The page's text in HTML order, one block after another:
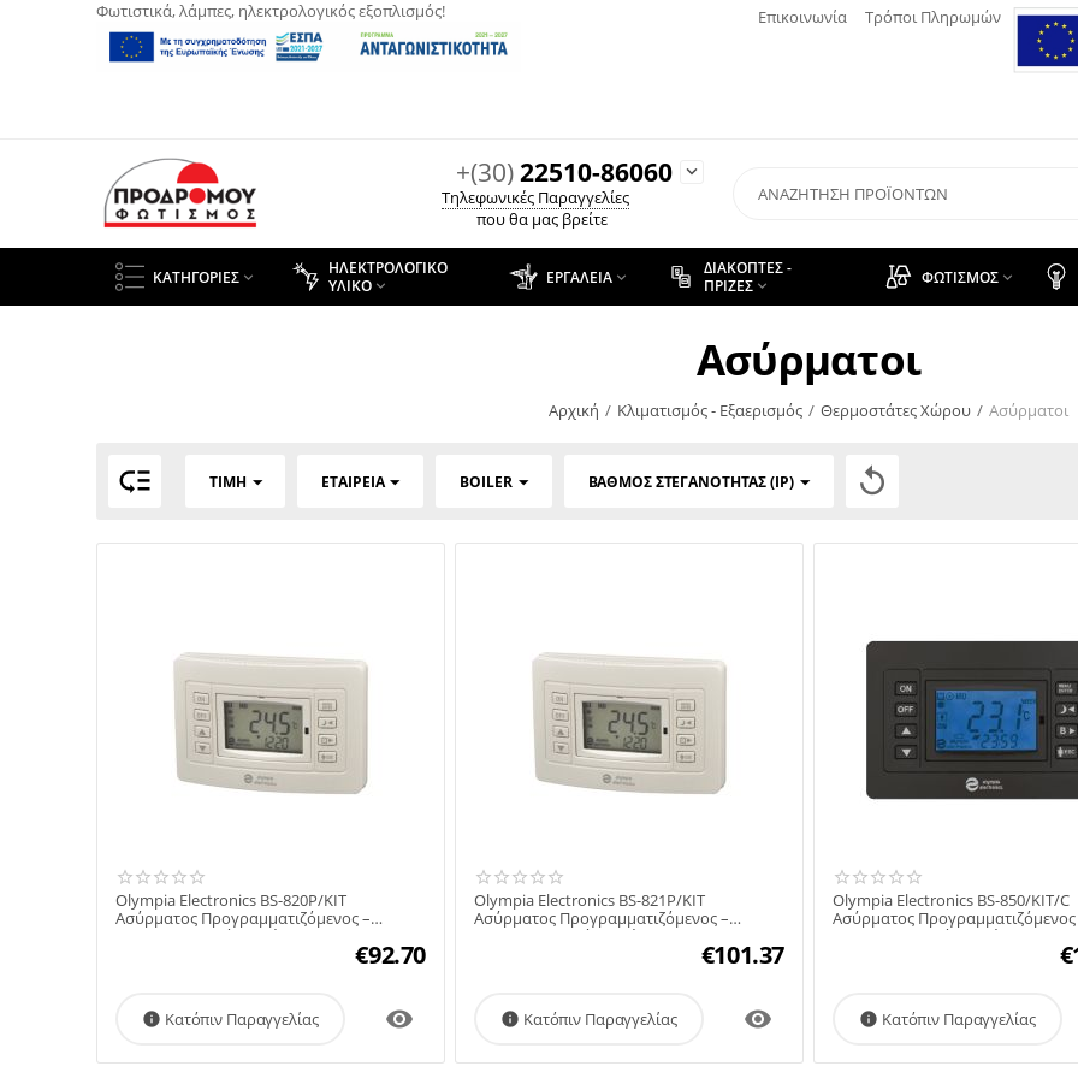
Φωτιστικά, λάμπες, ηλεκτρολογικός εξοπλισμός! Επικοινωνία Τρόποι Πληρωμών
+(30)22510-86060

Τηλεφωνικές Παραγγελίες
που θα μας βρείτε
ΚΑΤΗΓΟΡΊΕΣ 
ΗΛΕΚΤΡΟΛΟΓΙΚΌ
ΥΛΙΚΌ  ΕΡΓΑΛΕΊΑ 
ΔΙΑΚΌΠΤΕΣ -
ΠΡΊΖΕΣ  ΦΩΤΙΣΜΌΣ 
Ασύρματοι
Αρχική / Κλιματισμός - Εξαερισμός / Θερμοστάτες Χώρου / Ασύρματοι
 ΤΙΜΉ ΕΤΑΙΡΕΊΑ BOILER ΒΑΘΜΌΣ ΣΤΕΓΑΝΌΤΗΤΑΣ (IP) 
Olympia Electronics BS-820P/KIT
Ασύρματος Προγραμματιζόμενος –
χρονοθερμοστάτης θέρμανση...
€92.70
Κατόπιν Παραγγελίας
 
Olympia Electronics BS-821P/KIT
Ασύρματος Προγραμματιζόμενος –
χρονοθερμοστάτης θέρμανση...
€101.37
Κατόπιν Παραγγελίας
 
Olympia Electronics BS-850/KIT/C
Ασύρματος Προγραμματιζόμενος
Χρονοθερμοστάτης Θέρ...
€
Κατόπιν Παραγγελίας
